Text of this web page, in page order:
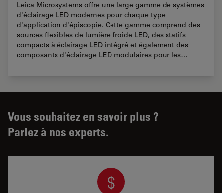
Leica Microsystems offre une large gamme de systèmes
d'éclairage LED modernes pour chaque type
d'application d'épiscopie. Cette gamme comprend des
sources flexibles de lumière froide LED, des statifs
compacts à éclairage LED intégré et également des
composants d'éclairage LED modulaires pour les…
Vous souhaitez en savoir plus ?
Parlez à nos experts.